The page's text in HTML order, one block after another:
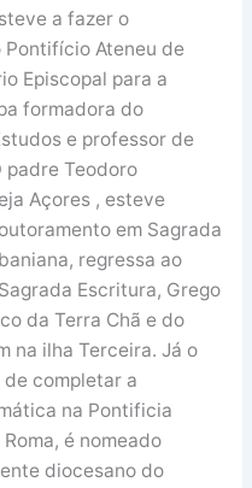
a fazer o
Ateneu de
Episcopal para a
formadora do
e professor de
padre Teodoro
Açores , esteve
em Sagrada
regressa ao
Escritura, Grego
da Terra Chã e do
na ilha Terceira. Já o
completar a
na Pontificia
é nomeado
diocesano do